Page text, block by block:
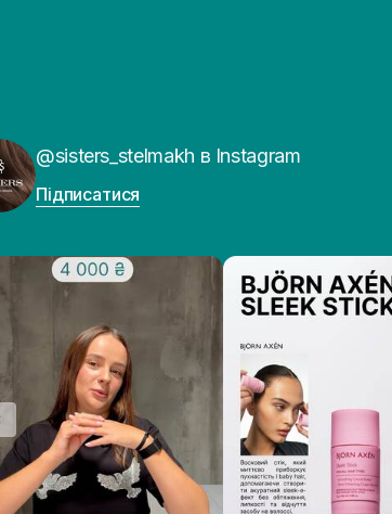
@sisters_stelmakh в Instagram
Підписатися